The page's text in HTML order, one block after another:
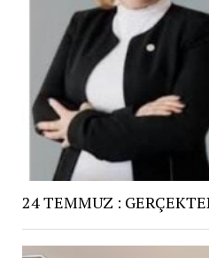
24 TEMMUZ :